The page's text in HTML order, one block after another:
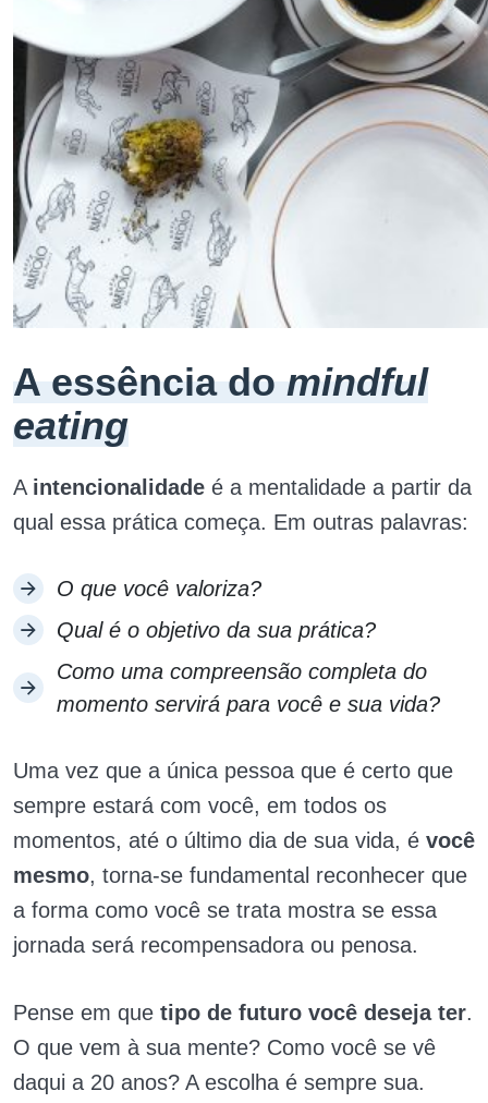
A essência domindful
eating
A intencionalidade é a mentalidade a partir da
qual essa prática começa. Em outras palavras:
O que você valoriza?
Qual é o objetivo da sua prática?
Como uma compreensão completa do
momento servirá para você e sua vida?
Uma vez que a única pessoa que é certo que
sempre estará com você, em todos os
momentos, até o último dia de sua vida, é você
mesmo, torna-se fundamental reconhecer que
a forma como você se trata mostra se essa
jornada será recompensadora ou penosa.
Pense em que tipo de futuro você deseja ter.
O que vem à sua mente? Como você se vê
daqui a 20 anos? A escolha é sempre sua.